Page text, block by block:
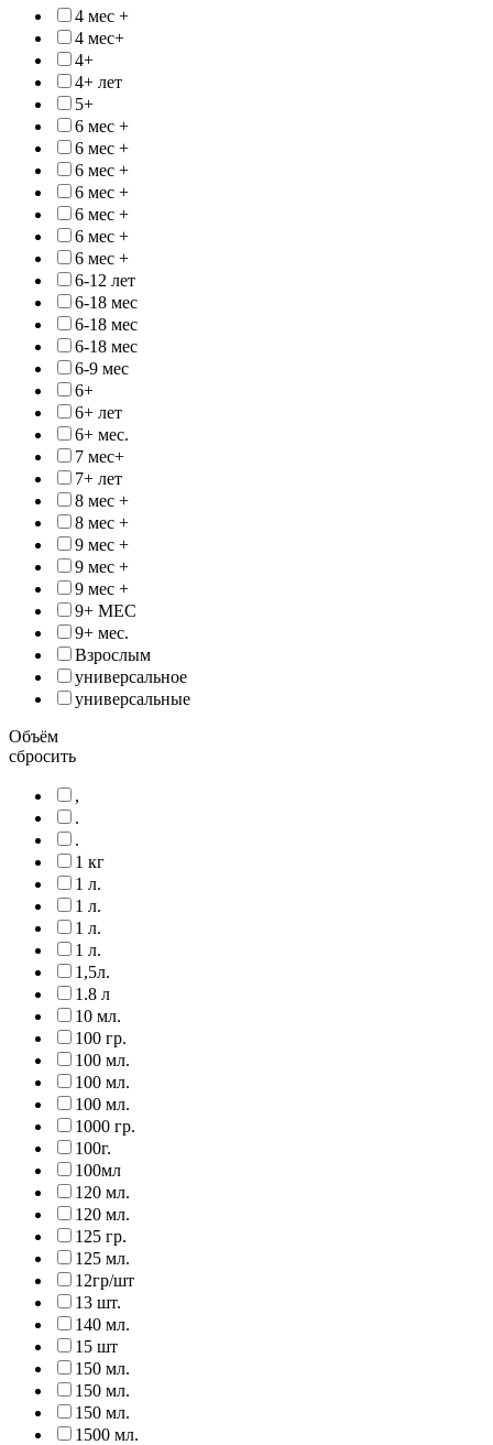
4 мес +
4 мес+
4+
4+ лет
5+
6 мес +
6 мес +
6 мес +
6 мес +
6 мес +
6 мес +
6 мес +
6-12 лет
6-18 мес
6-18 мес
6-18 мес
6-9 мес
6+
6+ лет
6+ мес.
7 мес+
7+ лет
8 мес +
8 мес +
9 мес +
9 мес +
9 мес +
9+ МЕС
9+ мес.
Взрослым
универсальное
универсальные
Объём
сбросить
,
.
.
1 кг
1 л.
1 л.
1 л.
1 л.
1,5л.
1.8 л
10 мл.
100 гр.
100 мл.
100 мл.
100 мл.
1000 гр.
100г.
100мл
120 мл.
120 мл.
125 гр.
125 мл.
12гр/шт
13 шт.
140 мл.
15 шт
150 мл.
150 мл.
150 мл.
1500 мл.